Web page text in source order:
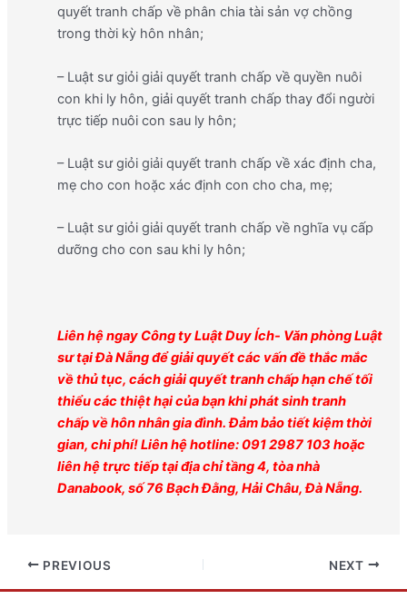
quyết tranh chấp về phân chia tài sản vợ chồng
trong thời kỳ hôn nhân;
– Luật sư giỏi giải quyết tranh chấp về quyền nuôi
con khi ly hôn, giải quyết tranh chấp thay đổi người
trực tiếp nuôi con sau ly hôn;
– Luật sư giỏi giải quyết tranh chấp về xác định cha,
mẹ cho con hoặc xác định con cho cha, mẹ;
– Luật sư giỏi giải quyết tranh chấp về nghĩa vụ cấp
dưỡng cho con sau khi ly hôn;
Liên hệngayCông ty Luật Duy Ích- Văn phòngLuật
sư tạiĐà Nẵng để giải quyết các vấn đề thắc mắc
về thủ tục, cách giải quyết tranh chấp hạn chế tối
thiểu các thiệt hại của bạn khi phát sinh tranh
chấpvềhôn nhân gia đình. Đảm bảo tiết kiệm thời
gian, chi phí! Liên hệ hotline: 091 2987 103 hoặc
liên hệ trực tiếp tại địa chỉ tầng 4, tòa nhà
Danabook, số 76 Bạch Đằng, Hải Châu, Đà Nẵng.
PREVIOUS NEXT